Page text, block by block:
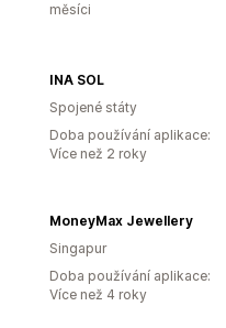
měsíci
INA SOL
Spojené státy
Doba používání aplikace:
Více než 2 roky
MoneyMax Jewellery
Singapur
Doba používání aplikace:
Více než 4 roky